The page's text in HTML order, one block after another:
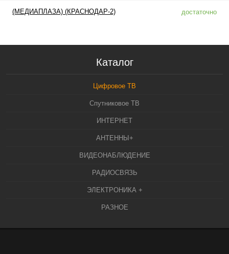
(МЕДИАПЛАЗА) (КРАСНОДАР-2) достаточно
Каталог
Цифровое ТВ
Спутниковое ТВ
ИНТЕРНЕТ
АНТЕННЫ+
ВИДЕОНАБЛЮДЕНИЕ
РАДИОСВЯЗЬ
ЭЛЕКТРОНИКА +
РАЗНОЕ